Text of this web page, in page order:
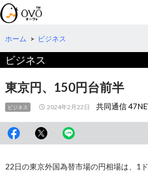
検
索
コ
テ
へ
移
動
ホーム > ビジネス
ビジネス
東京円、150円台前半
ビジネス 2024年2月22日 共同通信
22日の東京外国為替市場の円相場は、1